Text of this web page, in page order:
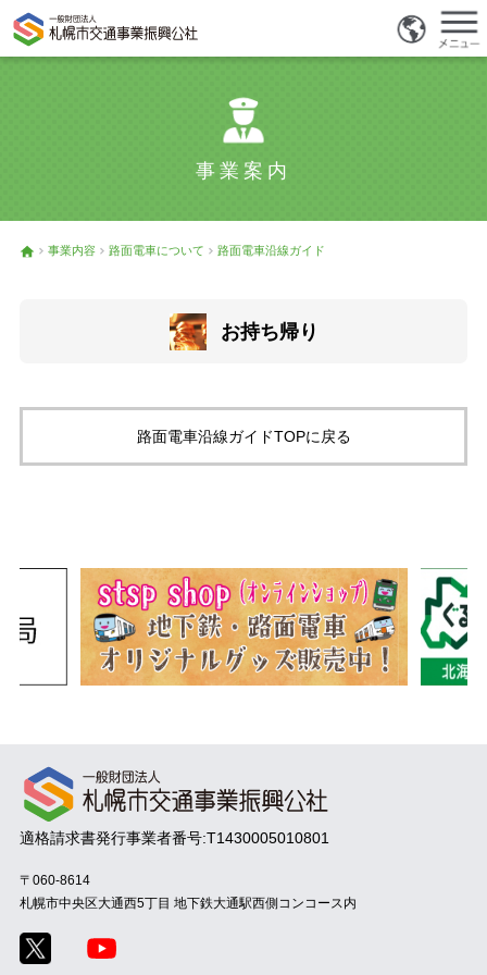
事業案内
事業内容 路面電車について 路面電車沿線ガイド
お持ち帰り
路面電車沿線ガイドTOPに戻る
適格請求書発行事業者番号:T1430005010801
〒060-8614
札幌市中央区大通西5丁目 地下鉄大通駅西側コンコース内